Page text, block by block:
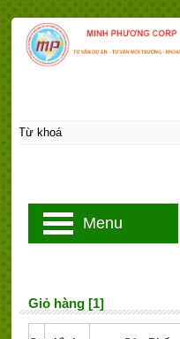
Giỏ hàng [1]
Menu